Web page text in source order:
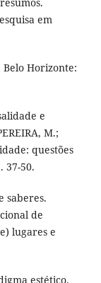
em
Belo Horizonte:
e
M.;
questões
37-50.
saberes.
de
lugares e
estético.